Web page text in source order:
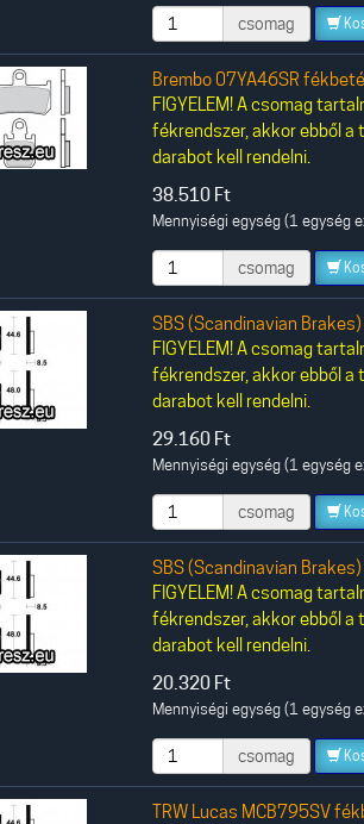
csomag
Brembo 07YA46SR
FIGYELEM! A csomag
fékrendszer, akkor ebből
darabot kell rendelni.
38.510 Ft
Mennyiségi egység (1 egység
csomag
SBS (Scandinavian
FIGYELEM! A csomag
fékrendszer, akkor ebből
darabot kell rendelni.
29.160 Ft
Mennyiségi egység (1 egység
csomag
SBS (Scandinavian
FIGYELEM! A csomag
fékrendszer, akkor ebből
darabot kell rendelni.
20.320 Ft
Mennyiségi egység (1 egység
csomag
TRW Lucas MCB795SV